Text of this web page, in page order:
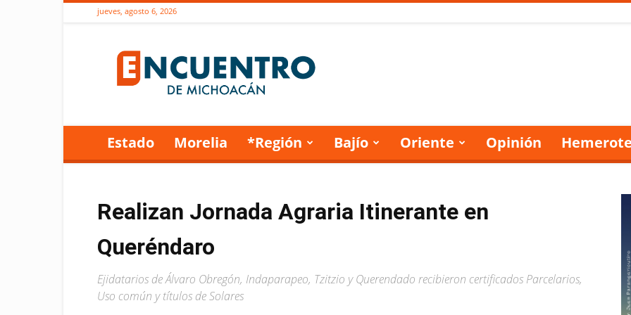
jueves, agosto 6, 2026
de
Michoacán
Estado Morelia *Región Bajío Oriente Opinión
Realizan Jornada Agraria Itinerante en
Queréndaro
Ejidatarios de Álvaro Obregón, Indaparapeo, Tzitzio y Querendado recibieron certificados Parcelarios,
Uso común y títulos de Solares